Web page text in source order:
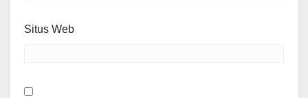
Situs Web